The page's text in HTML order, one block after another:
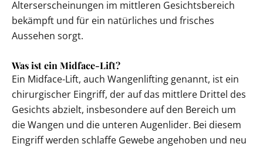
Alterserscheinungen im mittleren Gesichtsbereich
bekämpft und für ein natürliches und frisches
Aussehen sorgt.
Was ist ein Midface-Lift?
Ein Midface-Lift, auch Wangenlifting genannt, ist ein
chirurgischer Eingriff, der auf das mittlere Drittel des
Gesichts abzielt, insbesondere auf den Bereich um
die Wangen und die unteren Augenlider. Bei diesem
Eingriff werden schlaffe Gewebe angehoben und neu